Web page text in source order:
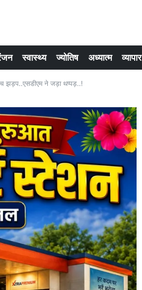
स्वास्थ्य ज्योतिष अध्यात्म व्यापार
झड़प..एसडीएम ने जड़ा थप्पड़..!